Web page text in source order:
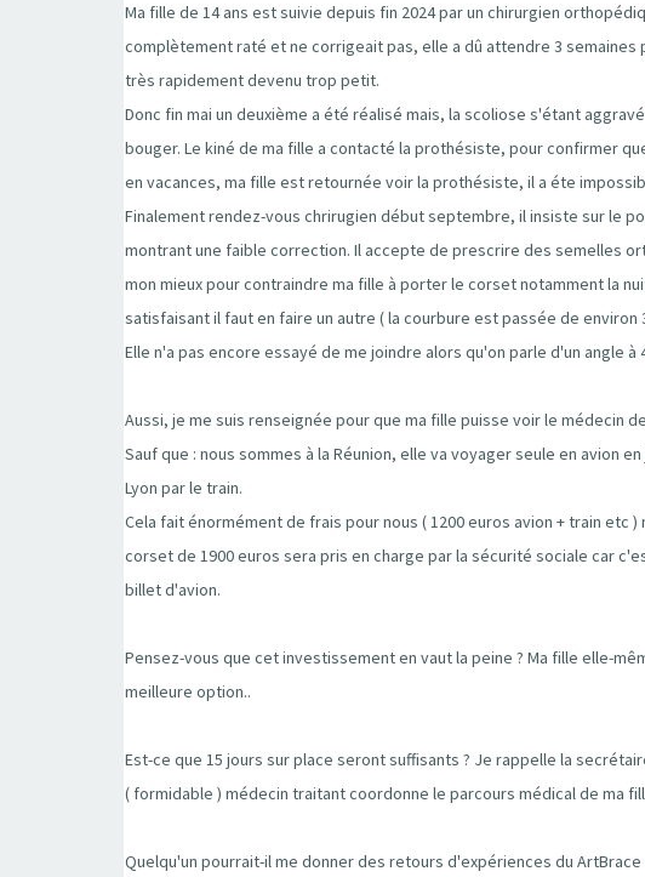
Ma fille de 14 ans est suivie depuis fin 2024 par un chirurgien
complètement raté et ne corrigeait pas, elle a dû attendre 3
très rapidement devenu trop petit.
Donc fin mai un deuxième a été réalisé mais, la scoliose s'étant
bouger. Le kiné de ma fille a contacté la prothésiste, pour confirmer
en vacances, ma fille est retournée voir la prothésiste, il a éte
Finalement rendez-vous chrirugien début septembre, il insiste sur le
montrant une faible correction. Il accepte de prescrire des semelles
mon mieux pour contraindre ma fille à porter le corset notamment la
satisfaisant il faut en faire un autre ( la courbure est passée de
Elle n'a pas encore essayé de me joindre alors qu'on parle d'un angle
Aussi, je me suis renseignée pour que ma fille puisse voir le médecin
Sauf que : nous sommes à la Réunion, elle va voyager seule en avion
Lyon par le train.
Cela fait énormément de frais pour nous ( 1200 euros avion + train
corset de 1900 euros sera pris en charge par la sécurité sociale car
billet d'avion.
Pensez-vous que cet investissement en vaut la peine ? Ma fille elle-
meilleure option..
Est-ce que 15 jours sur place seront suffisants ? Je rappelle la
( formidable ) médecin traitant coordonne le parcours médical de ma
Quelqu'un pourrait-il me donner des retours d'expériences du